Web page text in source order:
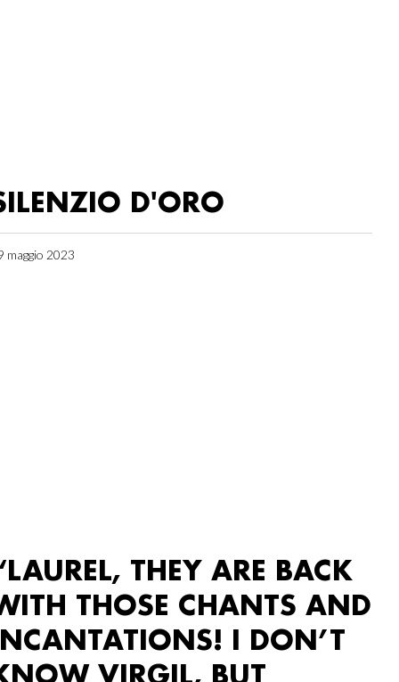
D'ORO
maggio 2023
THEY ARE BACK
THOSE CHANTS AND
I DON’T
VIRGIL, BUT